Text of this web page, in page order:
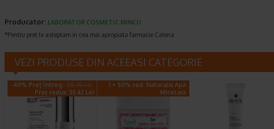
Producator: LABORATOR COSMETIC MINCU
*Pentru pret te asteptam in cea mai apropiata farmacie Catena
VEZI PRODUSE DIN ACEEASI CATEGORIE
-40% Preț întreg: 55,70 Lei
Preț redus: 33.42 Lei
1 + 50% red. Naturalis Apă
Micelară